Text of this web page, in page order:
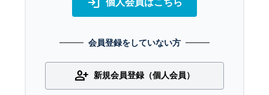
会員登録をしていない方
person_add 新規会員登録（個人会員）